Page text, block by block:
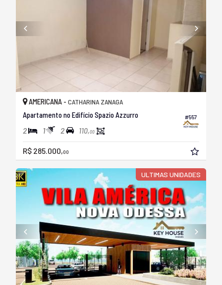
#557
AMERICANA - CATHARINA ZANAGA
Apartamento no Edifício Spazio Azzurro
2 1 2 110,00
R$ 285.000,00
ULTIMAS UNIDADES